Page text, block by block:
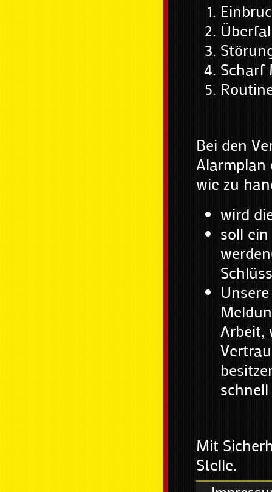
Scharf
Bei den
Alarmplan
wie zu
wird
soll
Arbeit,
Mit
Stelle.